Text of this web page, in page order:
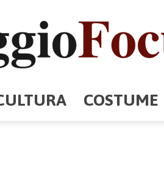
COSTUME